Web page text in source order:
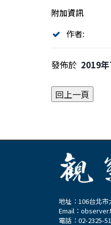
附加資訊
作者:
發佈於 2019
地址：106台北
Email：
電話：02-2325-